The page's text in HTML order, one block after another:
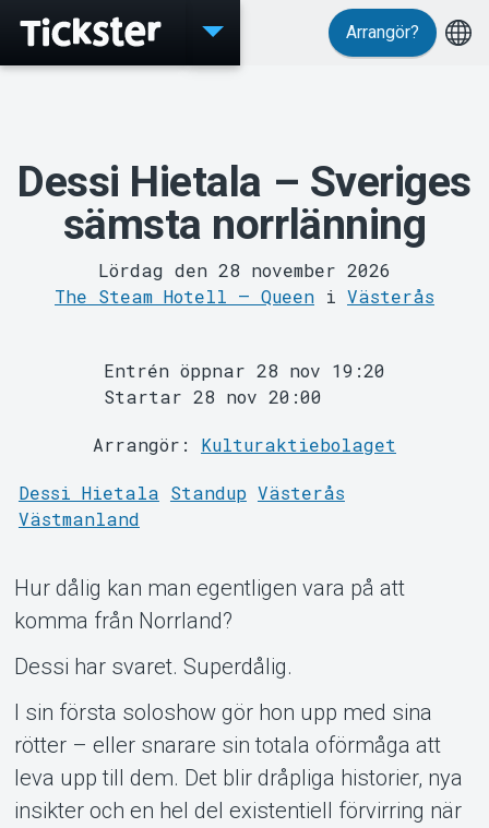
MyTickster
Support
Arrangör?
Dessi Hietala – Sveriges
sämsta norrlänning
Lördag den 28 november 2026
The Steam Hotell – Queen i Västerås
Entrén öppnar 28 nov 19:20
Startar 28 nov 20:00
Arrangör: Kulturaktiebolaget
Dessi Hietala Standup Västerås
Västmanland
Hur dålig kan man egentligen vara på att
komma från Norrland?
Dessi har svaret. Superdålig.
I sin första soloshow gör hon upp med sina
rötter – eller snarare sin totala oförmåga att
leva upp till dem. Det blir dråpliga historier, nya
insikter och en hel del existentiell förvirring när